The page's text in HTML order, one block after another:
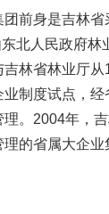
前身是吉林
北人民政府
林省林业厅
制度试点，
。2004年，
的省属大企业